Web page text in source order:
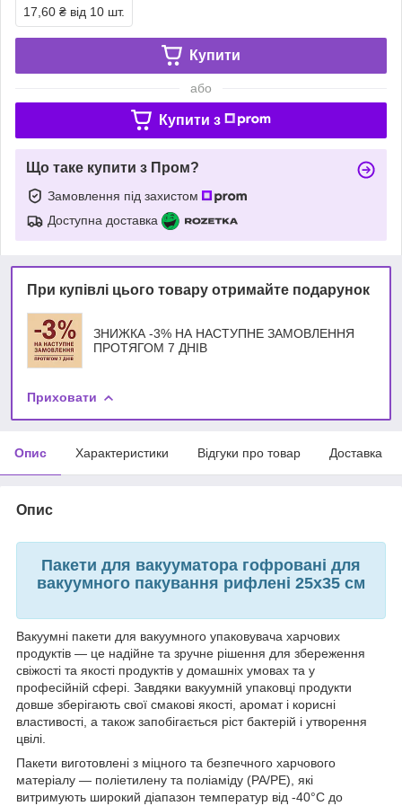
17,60 ₴ від 10 шт.
Купити
або
Купити з
Що таке купити з Пром?
Замовлення під захистом
Доступна доставка
При купівлі цього товару отримайте подарунок
ЗНИЖКА -3% НА НАСТУПНЕ ЗАМОВЛЕННЯ
ПРОТЯГОМ 7 ДНІВ
Приховати
Опис Характеристики Відгуки про товар Доставка
Опис
Пакети для вакууматора гофровані для
вакуумного пакування рифлені 25х35 см
Вакуумні пакети для вакуумного упаковувача харчових
продуктів — це надійне та зручне рішення для збереження
свіжості та якості продуктів у домашніх умовах та у
професійній сфері. Завдяки вакуумній упаковці продукти
довше зберігають свої смакові якості, аромат і корисні
властивості, а також запобігається ріст бактерій і утворення
цвілі.
Пакети виготовлені з міцного та безпечного харчового
матеріалу — поліетилену та поліаміду (PA/PE), які
витримують широкий діапазон температур від -40°С до